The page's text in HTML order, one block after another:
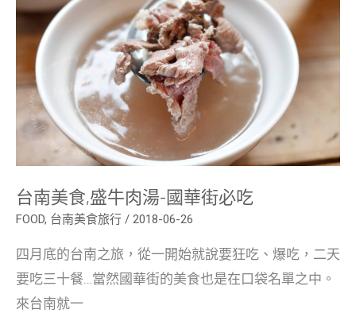
台南美食,盛牛肉湯-國華街必吃
FOOD, 台南美食旅行 / 2018-06-26
四月底的台南之旅，從一開始就說要狂吃、爆吃，二天
要吃三十餐…當然國華街的美食也是在口袋名單之中。
來台南就一
肉
湯-
國
華
街
必
吃